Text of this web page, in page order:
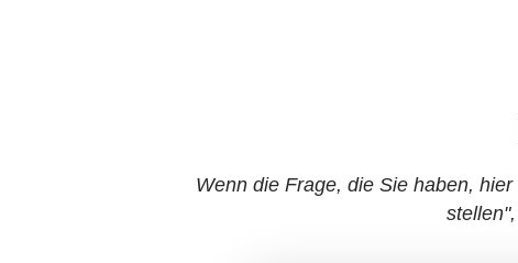
Wenn die Frage, die Sie haben,